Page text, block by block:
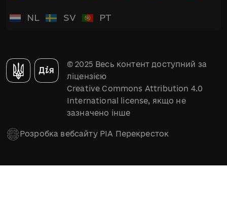
NL SV PT
© 2025 Весь контент доступний за
ліцензією
Creative Commons Attribution 4.0
International license, якщо не
зазначено інше
Розробка вебсайту РІА Перекресток